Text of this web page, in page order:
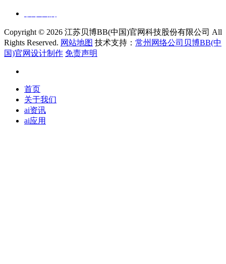
Copyright © 2026 江苏贝博BB(中国)官网科技股份有限公司 All
Rights Reserved. 网站地图 技术支持： 常州网络公司贝博BB(中
国)官网设计制作 免责声明
首页
关于我们
ai资讯
ai应用